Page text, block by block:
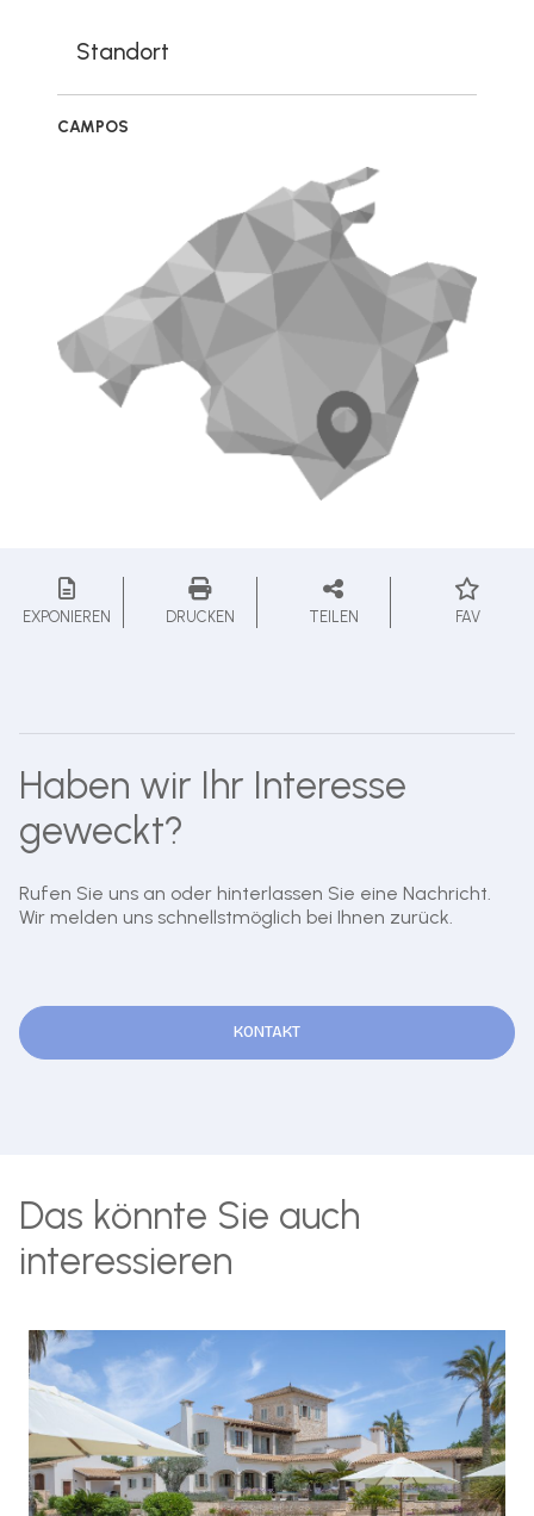
Standort
CAMPOS
EXPONIEREN DRUCKEN TEILEN FAV
Haben wir Ihr Interesse
geweckt?
Rufen Sie uns an oder hinterlassen Sie eine Nachricht.
Wir melden uns schnellstmöglich bei Ihnen zurück.
KONTAKT
Das könnte Sie auch
interessieren